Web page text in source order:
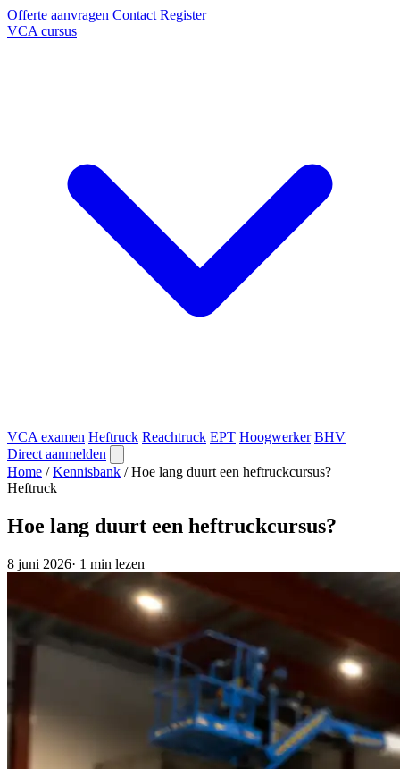
Offerte aanvragen Contact Register
VCA cursus
VCA examen Heftruck Reachtruck EPT Hoogwerker BHV
Direct aanmelden
Home / Kennisbank / Hoe lang duurt een heftruckcursus?
Heftruck
Hoe lang duurt een heftruckcursus?
8 juni 2026· 1 min lezen